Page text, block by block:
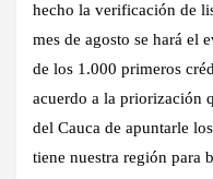
hecho la verificación de
mes de agosto se hará el
de los 1.000 primeros
acuerdo a la priorización
del Cauca de apuntarle
tiene nuestra región para